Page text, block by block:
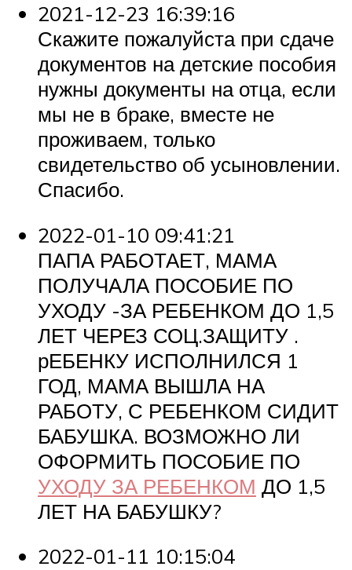
2021-12-23 16:39:16
Скажите пожалуйста при сдаче
документов на детские пособия
нужны документы на отца, если
мы не в браке, вместе не
проживаем, только
свидетельство об усыновлении.
Спасибо.
2022-01-10 09:41:21
ПАПА РАБОТАЕТ, МАМА
ПОЛУЧАЛА ПОСОБИЕ ПО
УХОДУ -ЗА РЕБЕНКОМ ДО 1,5
ЛЕТ ЧЕРЕЗ СОЦ.ЗАЩИТУ .
рЕБЕНКУ ИСПОЛНИЛСЯ 1
ГОД, МАМА ВЫШЛА НА
РАБОТУ, С РЕБЕНКОМ СИДИТ
БАБУШКА. ВОЗМОЖНО ЛИ
ОФОРМИТЬ ПОСОБИЕ ПО
УХОДУ ЗА РЕБЕНКОМ ДО 1,5
ЛЕТ НА БАБУШКУ?
2022-01-11 10:15:04